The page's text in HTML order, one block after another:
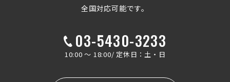
全国対応可能です。
03-5430-3233
10:00 ～ 18:00/ 定休日：土・日